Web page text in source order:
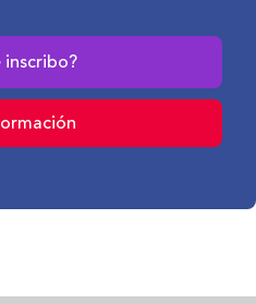
inscribo?